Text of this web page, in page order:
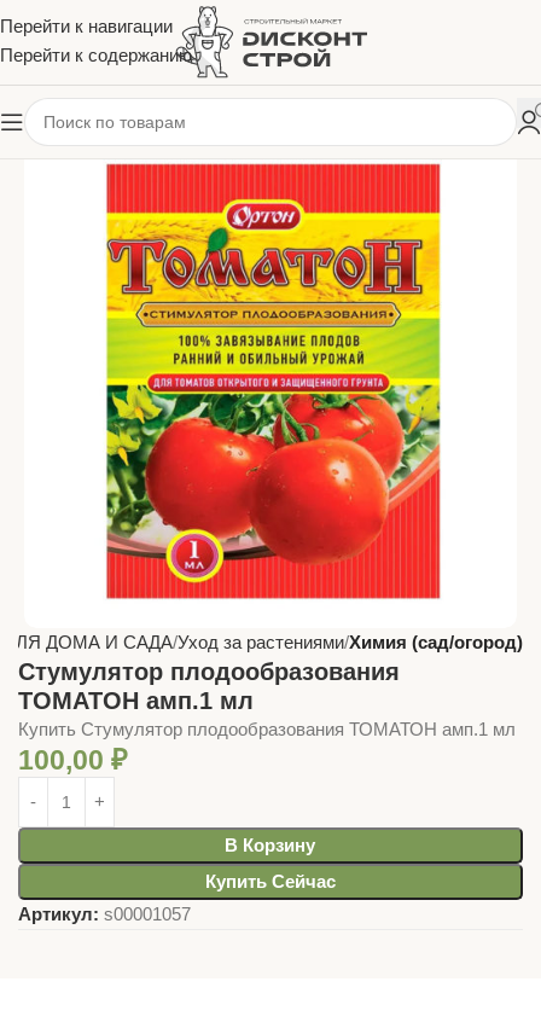
Перейти к навигации
Перейти к содержанию
ДОМА И САДА Уход за растениями Химия (сад/огород)
Стумулятор плодообразования
ТОМАТОН амп.1 мл
Купить Стумулятор плодообразования ТОМАТОН амп.1 мл
100,00 ₽
В Корзину
Купить Сейчас
Артикул: s00001057